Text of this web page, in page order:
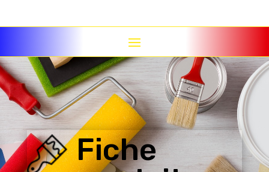
Fiche